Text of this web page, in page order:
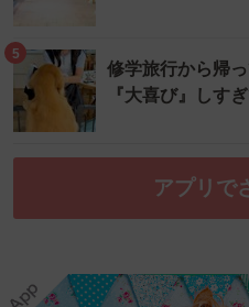
5
修学旅行から帰
『大喜び』しす
アプリで